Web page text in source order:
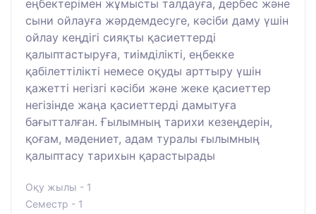
еңбектерімен жұмысты талдауға, дербес және
сыни ойлауға жәрдемдесуге, кәсіби даму үшін
ойлау кеңдігі сияқты қасиеттерді
қалыптастыруға, тиімділікті, еңбекке
қабілеттілікті немесе оқуды арттыру үшін
қажетті негізгі кәсіби және жеке қасиеттер
негізінде жаңа қасиеттерді дамытуға
бағытталған. Ғылымның тарихи кезеңдерін,
қоғам, мәдениет, адам туралы ғылымның
қалыптасу тарихын қарастырады
Оқу жылы - 1
Семестр - 1